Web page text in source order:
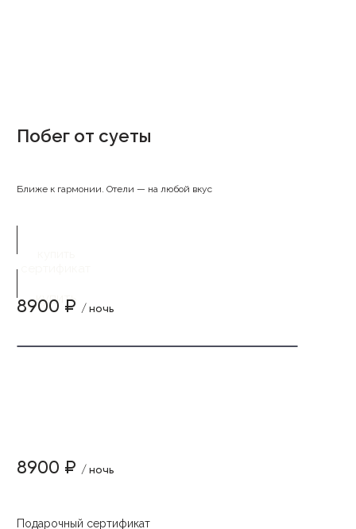
Побег от суеты
Ближе к гармонии. Отели — на любой вкус
купить
8900 ₽ / ночь
8900 ₽ / ночь
Подарочный сертификат